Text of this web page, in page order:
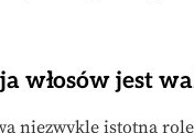
włosów jest
niezwykle istotną